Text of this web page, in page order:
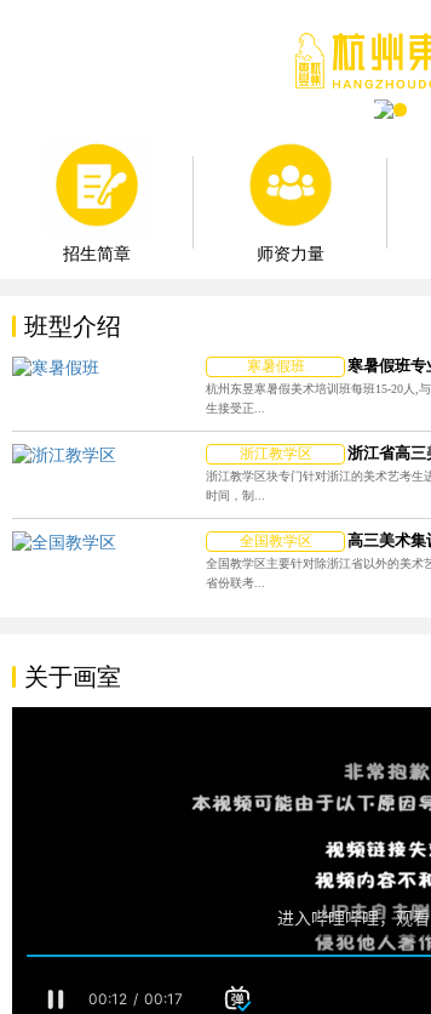
招生简章 师资力量
班型介绍
寒暑假班 寒暑假班专
杭州东昱寒暑假美术培训班每班15-20人,
生接受正...
浙江教学区 浙江省高三
浙江教学区块专门针对浙江的美术艺考生
时间，制...
全国教学区 高三美术集
全国教学区主要针对除浙江省以外的美术
省份联考...
关于画室